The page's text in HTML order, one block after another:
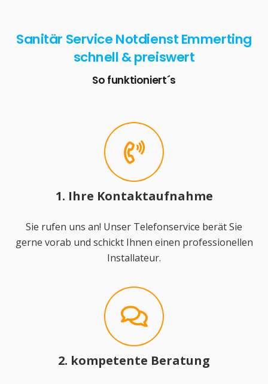
Sanitär Service Notdienst Emmerting
schnell & preiswert
So funktioniert´s
1. Ihre Kontaktaufnahme
Sie rufen uns an! Unser Telefonservice berät Sie
gerne vorab und schickt Ihnen einen professionellen
Installateur.
2. kompetente Beratung